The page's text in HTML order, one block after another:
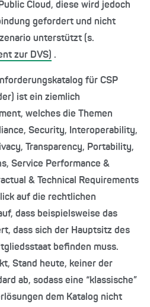
Cloud, diese wird jedoch
gefordert und nicht
unterstützt (s.
zur DVS) .
für CSP
ist ein ziemlich
welches die Themen
Security, Interoperability,
Transparency, Portability,
Service Performance &
& Technical Requirements
auf die rechtlichen
dass beispielsweise das
dass sich der Hauptsitz des
befinden muss.
Stand heute, keiner der
ab, sodass eine “klassische”
dem Katalog nicht